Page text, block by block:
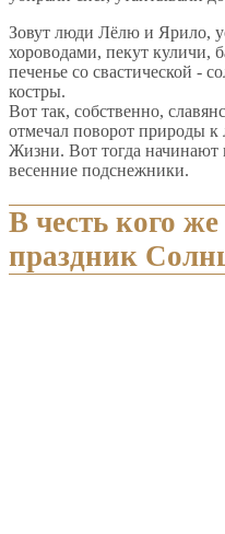
Зовут люди Лёлю и Ярило,
хороводами, пекут куличи,
печенье со свастической -
костры.
Вот так, собственно,
отмечал поворот природы к
Жизни. Вот тогда начинают
весенние подснежники.
В честь кого
праздник